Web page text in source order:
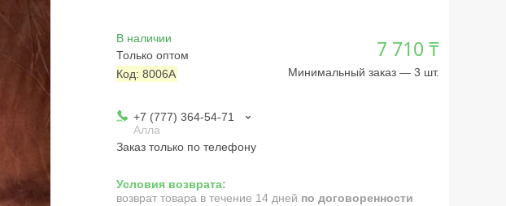
В наличии
Только оптом
Код: 8006A
7 710 ₸
Минимальный заказ — 3 шт.
+7 (777) 364-54-71
Алла
Заказ только по телефону
возврат товара в течение 14 дней по договоренности